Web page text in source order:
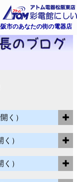
市のあなたの街の電器店
く）
く）
く）